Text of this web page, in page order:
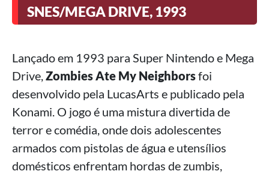
SNES/MEGA DRIVE, 1993
Lançado em 1993 para Super Nintendo e Mega
Drive,Zombies Ate My Neighborsfoi
desenvolvido pela LucasArts e publicado pela
Konami. O jogo é uma mistura divertida de
terror e comédia, onde dois adolescentes
armados com pistolas de água e utensílios
domésticos enfrentam hordas de zumbis,